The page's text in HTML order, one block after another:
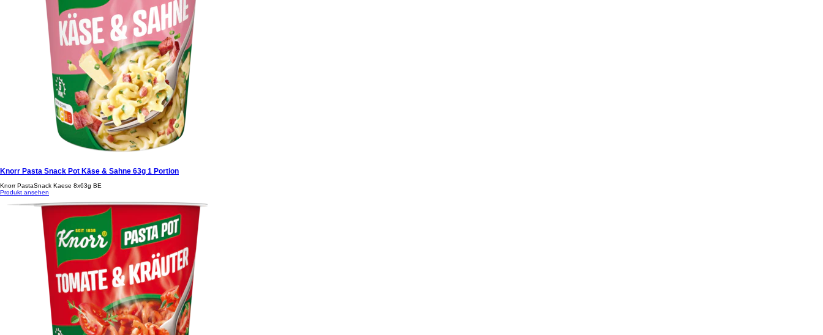
Knorr Pasta Snack Pot Käse & Sahne 63g 1 Portion
Knorr PastaSnack Kaese 8x63g BE
Produkt ansehen